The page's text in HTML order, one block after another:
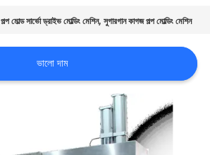
পল্প মোল্ড সার্ভো ড্রাইভ মোল্ডিং মেশিন,সুগারগান কাগজ পল্প মোল্ডিং মেশিন
ভালো দাম